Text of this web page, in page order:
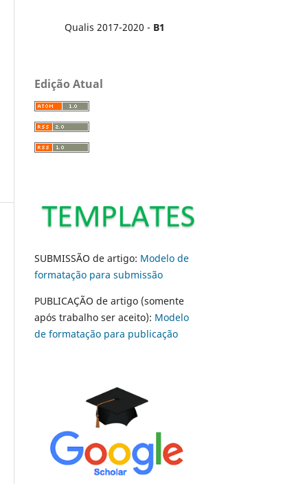
Qualis 2017-2020 - B1
Edição Atual
SUBMISSÃO de artigo: Modelo de
formatação para submissão
PUBLICAÇÃO de artigo (somente
após trabalho ser aceito): Modelo
de formatação para publicação